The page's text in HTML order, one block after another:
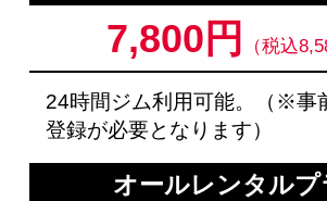
7,800円 （税込
24時間ジム利用可能。（※事
登録が必要となります）
オールレンタルプ